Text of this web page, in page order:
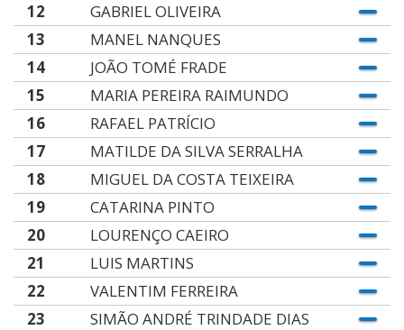
12
GABRIEL OLIVEIRA
13
MANEL NANQUES
14
JOÃO TOMÉ FRADE
15
MARIA PEREIRA RAIMUNDO
16
RAFAEL PATRÍCIO
17
MATILDE DA SILVA SERRALHA
18
MIGUEL DA COSTA TEIXEIRA
19
CATARINA PINTO
20
LOURENÇO CAEIRO
21
LUIS MARTINS
22
VALENTIM FERREIRA
23
SIMÃO ANDRÉ TRINDADE DIAS